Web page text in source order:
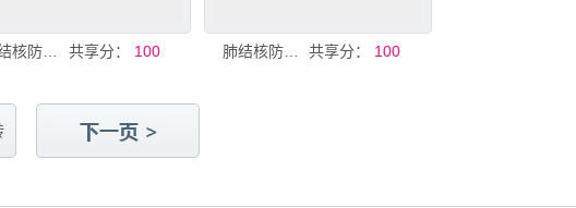
共享分： 100 肺结核防治知识 共享分： 100